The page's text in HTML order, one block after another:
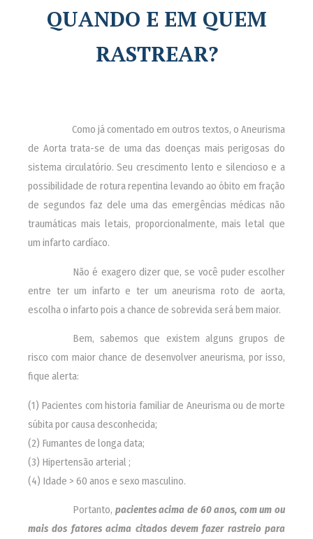
QUANDO E EM QUEM
RASTREAR?
Como já comentado em outros textos, o Aneurisma
de Aorta trata-se de uma das doenças mais perigosas do
sistema circulatório. Seu crescimento lento e silencioso e a
possibilidade de rotura repentina levando ao óbito em fração
de segundos faz dele uma das emergências médicas não
traumáticas mais letais, proporcionalmente, mais letal que
um infarto cardíaco.
Não é exagero dizer que, se você puder escolher
entre ter um infarto e ter um aneurisma roto de aorta,
escolha o infarto pois a chance de sobrevida será bem maior.
Bem, sabemos que existem alguns grupos de
risco com maior chance de desenvolver aneurisma, por isso,
fique alerta:
(1) Pacientes com historia familiar de Aneurisma ou de morte
súbita por causa desconhecida;
(2) Fumantes de longa data;
(3) Hipertensão arterial ;
(4) Idade > 60 anos e sexo masculino.
Portanto, pacientes acima de 60 anos, com um ou
mais dos fatores acima citados devem fazer rastreio para